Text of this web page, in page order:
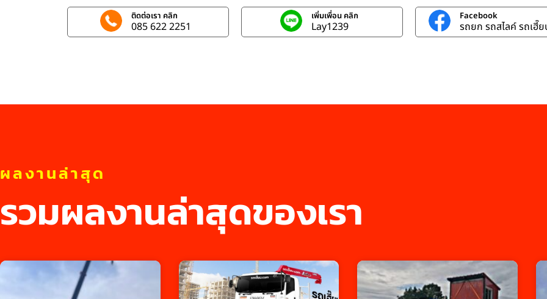
ติดต่อเรา คลิก
085 622 2251
เพิ่มเพื่อน คลิก
Lay1239
Facebook
รถยก รถสไลค์ รถเฮี๊ย
ผลงานล่าสุด
รวมผลงานล่าสุดของเรา